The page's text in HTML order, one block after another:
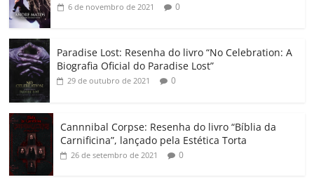
6 de novembro de 2021 0
Paradise Lost: Resenha do livro “No Celebration: A
Biografia Oficial do Paradise Lost”
29 de outubro de 2021 0
Cannnibal Corpse: Resenha do livro “Bíblia da
Carnificina”, lançado pela Estética Torta
26 de setembro de 2021 0